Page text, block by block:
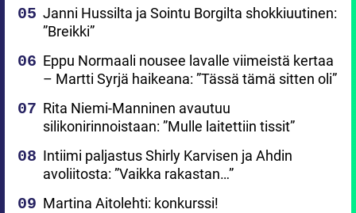
Janni Hussilta ja Sointu Borgilta shokkiuutinen:
”Breikki”
Eppu Normaali nousee lavalle viimeistä kertaa
– Martti Syrjä haikeana: ”Tässä tämä sitten oli”
Rita Niemi-Manninen avautuu
silikonirinnoistaan: ”Mulle laitettiin tissit”
Intiimi paljastus Shirly Karvisen ja Ahdin
avoliitosta: ”Vaikka rakastan…”
Martina Aitolehti: konkurssi!